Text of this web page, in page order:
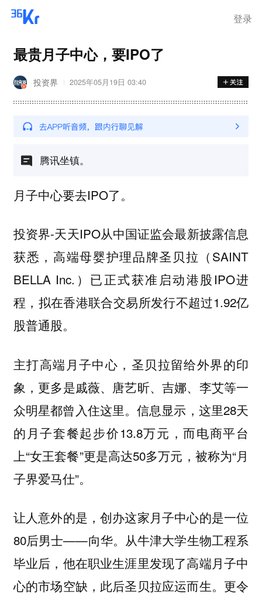
登录
最贵月子中心，要IPO了
投资界 2025年05月19日 03:40
腾讯坐镇。
月子中心要去IPO了。
投资界-天天IPO从中国证监会最新披露信息
获悉，高端母婴护理品牌圣贝拉（SAINT
BELLA Inc.）已正式获准启动港股IPO进
程，拟在香港联合交易所发行不超过1.92亿
股普通股。
主打高端月子中心，圣贝拉留给外界的印
象，更多是戚薇、唐艺昕、吉娜、李艾等一
众明星都曾入住这里。信息显示，这里28天
的月子套餐起步价13.8万元，而电商平台
上“女王套餐”更是高达50多万元，被称为“月
子界爱马仕”。
让人意外的是，创办这家月子中心的是一位
80后男士——向华。从牛津大学生物工程系
毕业后，他在职业生涯里发现了高端月子中
心的市场空缺，此后圣贝拉应运而生。更令